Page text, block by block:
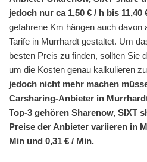
jedoch nur ca 1,50 € / h bis 11,40
gefahrene Km hängen auch davon
Tarife in Murrhardt gestaltet. Um
besten Preis zu finden, sollten Sie
um die Kosten genau kalkulieren
jedoch nicht mehr machen
Carsharing-Anbieter in
Top-3 gehören Sharenow, SIXT
Preise der Anbieter variieren in
Min und 0,31 € / Min.